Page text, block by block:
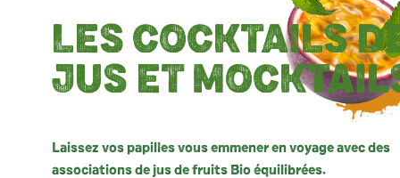
LES COCKTAILS
JUS ET
Laissez vos papilles vous emmener en voyage avec des
associations de jus de fruits Bio équilibrées.